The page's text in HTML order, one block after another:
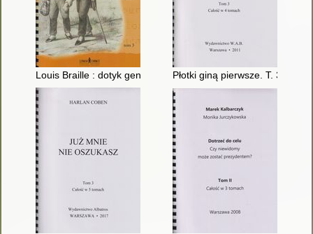
Louis Braille : dotyk geniuszu. T. 3Płotki giną pierwsze. T. 3